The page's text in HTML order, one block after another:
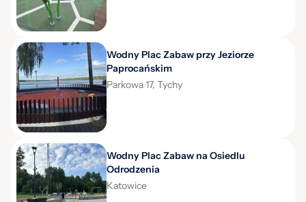
Wodny Plac Zabaw przy Jeziorze
Paprocańskim
Parkowa 17, Tychy
Wodny Plac Zabaw na Osiedlu
Odrodzenia
Katowice